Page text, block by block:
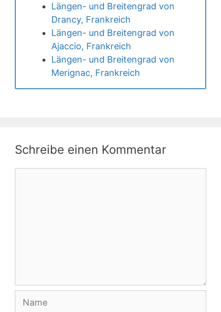
Längen- und Breitengrad von
Drancy, Frankreich
Längen- und Breitengrad von
Ajaccio, Frankreich
Längen- und Breitengrad von
Merignac, Frankreich
Schreibe einen Kommentar